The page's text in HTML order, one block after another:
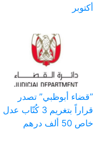
أكتوبر
‏”قضاء أبوظبي” تصدر
قراراً بتغريم 3 كُتّاب عدل
خاص 50 ألف درهم